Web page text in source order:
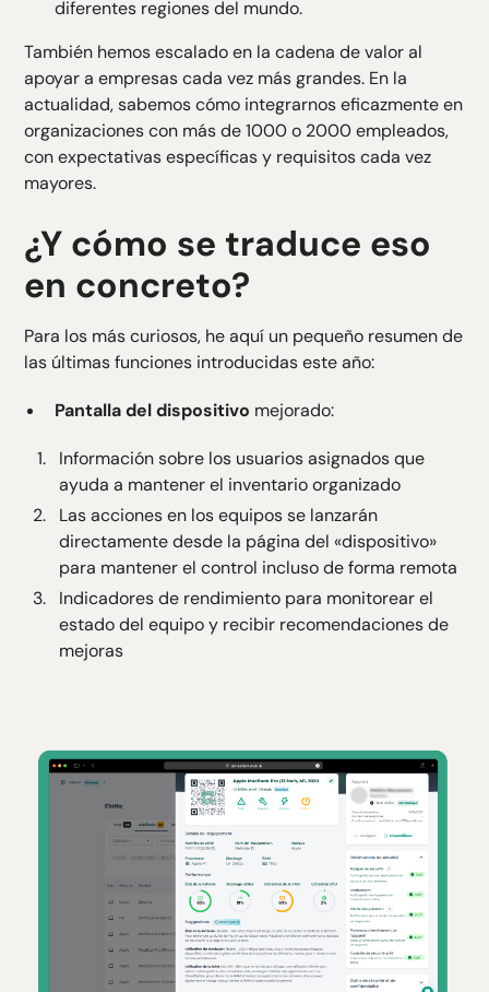
diferentes regiones del mundo.
También hemos escalado en la cadena de valor al
apoyar a empresas cada vez más grandes. En la
actualidad, sabemos cómo integrarnos eficazmente en
organizaciones con más de 1000 o 2000 empleados,
con expectativas específicas y requisitos cada vez
mayores.
¿Y cómo se traduce eso
en concreto?
Para los más curiosos, he aquí un pequeño resumen de
las últimas funciones introducidas este año:
Pantalla del dispositivo mejorado:
Información sobre los usuarios asignados que
ayuda a mantener el inventario organizado
Las acciones en los equipos se lanzarán
directamente desde la página del «dispositivo»
para mantener el control incluso de forma remota
Indicadores de rendimiento para monitorear el
estado del equipo y recibir recomendaciones de
mejoras